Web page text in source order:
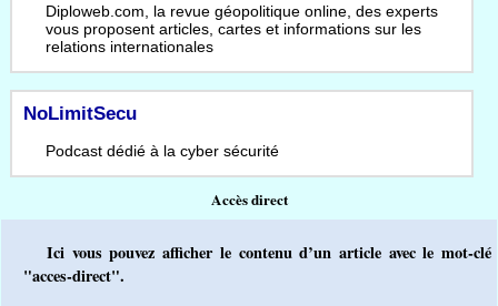
Diploweb.com, la revue géopolitique online, des experts
vous proposent articles, cartes et informations sur les
relations internationales
NoLimitSecu
Podcast dédié à la cyber sécurité
Accès direct
Ici vous pouvez afficher le contenu d’un article avec le mot-clé
"acces-direct".